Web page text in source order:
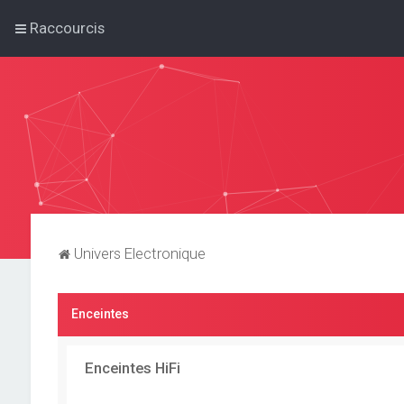
Raccourcis
Univers Electronique
Enceintes
Enceintes HiFi